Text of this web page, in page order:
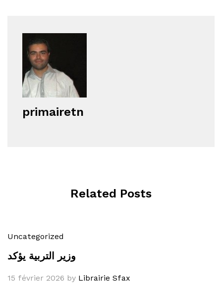
primairetn
Related Posts
Uncategorized
وزير التربية يؤكد
15 février 2026 by Librairie Sfax